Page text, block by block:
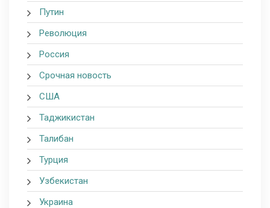
Путин
Революция
Россия
Срочная новость
США
Таджикистан
Талибан
Турция
Узбекистан
Украина